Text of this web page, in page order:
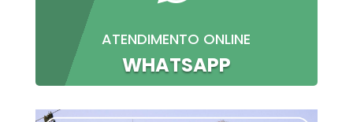
ATENDIMENTO ONLINE
WHATSAPP